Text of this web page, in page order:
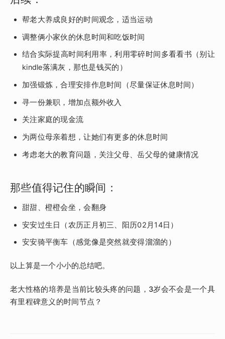
帮老大养成良好的时间观念，适当运动
调整俩小家伙的休息时间和吃饭时间
结合实际提高时间利用率，利用零碎时间多看看书（别让
kindle落满灰，那也是钱买的）
加强锻炼，合理安排作息时间（尽量保证休息时间）
寻一份兼职，增加点额外收入
关注家庭的现金流
为两位母亲着想，让她们有更多的休息时间
考虑老大的教育问题，关注父母、岳父母的健康情况
那些值得记住的瞬间：
甜甜、橙橙会坐，会翻身
安安过生日（农历正月初三、阳历02月14日）
安安骑平衡车（感觉像是突然就变得溜溜的）
以上算是一个小小的总结吧。
老大性格的培养是当前比较头疼的问题，3岁会不会是一个具
有里程碑意义的时间节点？